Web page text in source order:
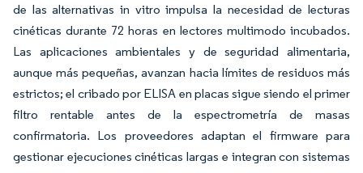
de las alternativas in vitro impulsa la necesidad de lecturas
cinéticas durante 72 horas en lectores multimodo incubados.
Las aplicaciones ambientales y de seguridad alimentaria,
aunque más pequeñas, avanzan hacia límites de residuos más
estrictos; el cribado por ELISA en placas sigue siendo el primer
filtro rentable antes de la espectrometría de masas
confirmatoria. Los proveedores adaptan el firmware para
gestionar ejecuciones cinéticas largas e integran con sistemas